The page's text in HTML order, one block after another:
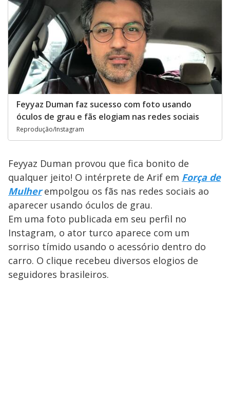
Feyyaz Duman faz sucesso com foto usando
óculos de grau e fãs elogiam nas redes sociais
Reprodução/Instagram
Feyyaz Duman provou que fica bonito de
qualquer jeito! O intérprete de Arif em Força de
Mulherempolgou os fãs nas redes sociais ao
aparecer usando óculos de grau.
Em uma foto publicada em seu perfil no
Instagram, o ator turco aparece com um
sorriso tímido usando o acessório dentro do
carro. O clique recebeu diversos elogios de
seguidores brasileiros.